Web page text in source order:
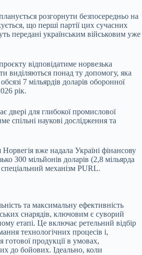
розгорнути безпосередньо на
що перші партії цих сучасних
передані українським військовим уже
відповідатиме норвезька
виділяються понад ту допомогу, яка
7 мільярдів доларів оборонної
рік.
двері для глибокої промислової
спільні наукові дослідження та
вже надала Україні фінансову
300 мільйонів доларів (2,8 мільярда
механізм PURL.
та максимальну ефективність
снарядів, ключовим є суворий
етапі. Це включає ретельний відбір
технологічних процесів і,
продукції в умовах,
до бойових. Ідеально, коли